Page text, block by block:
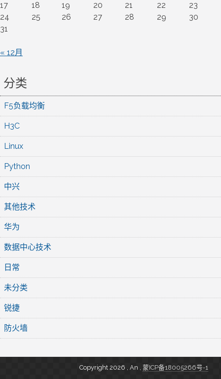
17
18 19 20 21 22
23
24
25 26 27 28 29
30
31
« 12月
分类
F5负载均衡
H3C
Linux
Python
中兴
其他技术
华为
数据中心技术
日常
未分类
锐捷
防火墙
Copyright 2026 , An ,蒙ICP备18005266号-1